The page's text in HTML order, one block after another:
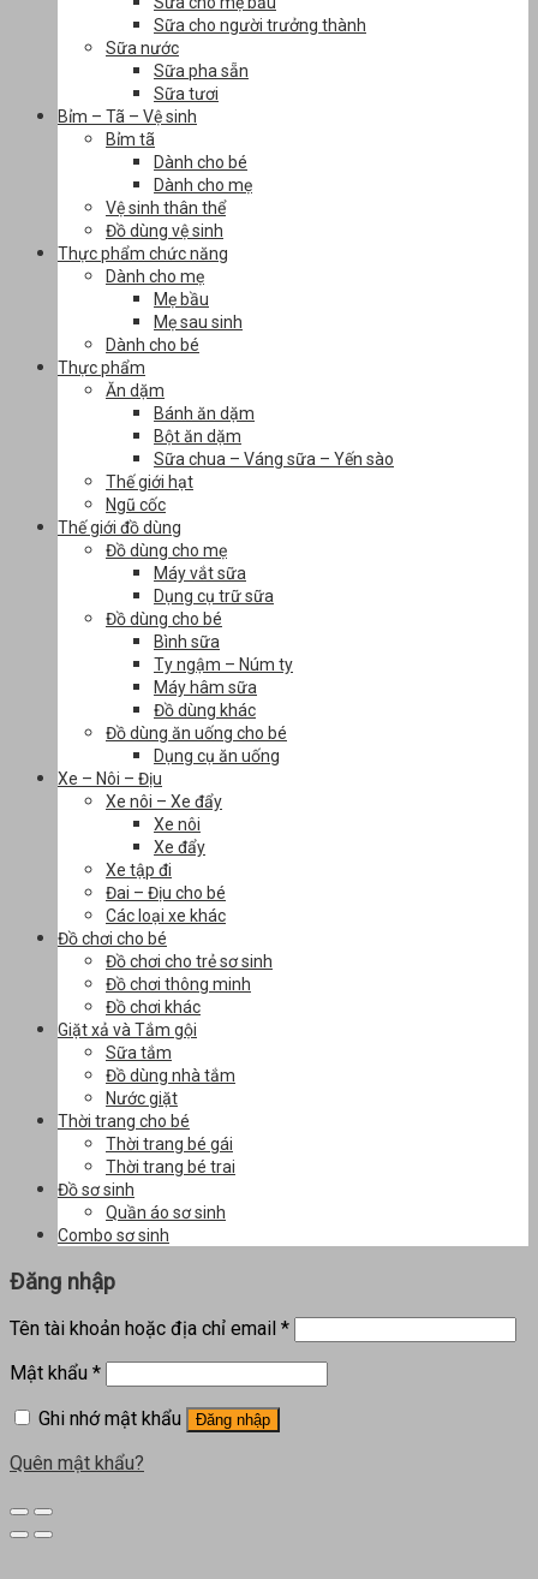
Sữa cho người trưởng thành
Sữa nước
Sữa pha sẵn
Sữa tươi
Bỉm – Tã – Vệ sinh
Bỉm tã
Dành cho bé
Dành cho mẹ
Vệ sinh thân thể
Đồ dùng vệ sinh
Thực phẩm chức năng
Dành cho mẹ
Mẹ bầu
Mẹ sau sinh
Dành cho bé
Thực phẩm
Ăn dặm
Bánh ăn dặm
Bột ăn dặm
Sữa chua – Váng sữa – Yến sào
Thế giới hạt
Ngũ cốc
Thế giới đồ dùng
Đồ dùng cho mẹ
Máy vắt sữa
Dụng cụ trữ sữa
Đồ dùng cho bé
Bình sữa
Ty ngậm – Núm ty
Máy hâm sữa
Đồ dùng khác
Đồ dùng ăn uống cho bé
Dụng cụ ăn uống
Xe – Nôi – Địu
Xe nôi – Xe đẩy
Xe nôi
Xe đẩy
Xe tập đi
Đai – Địu cho bé
Các loại xe khác
Đồ chơi cho bé
Đồ chơi cho trẻ sơ sinh
Đồ chơi thông minh
Đồ chơi khác
Giặt xả và Tắm gội
Sữa tắm
Đồ dùng nhà tắm
Nước giặt
Thời trang cho bé
Thời trang bé gái
Thời trang bé trai
Đồ sơ sinh
Quần áo sơ sinh
Combo sơ sinh
Đăng nhập
Tên tài khoản hoặc địa chỉ email *
Mật khẩu *
Ghi nhớ mật khẩu
Đăng nhập
Quên mật khẩu?